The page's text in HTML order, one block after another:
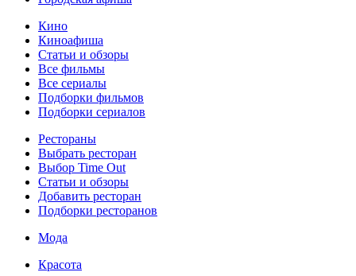
Кино
Киноафиша
Статьи и обзоры
Все фильмы
Все сериалы
Подборки фильмов
Подборки сериалов
Рестораны
Выбрать ресторан
Выбор Time Out
Статьи и обзоры
Добавить ресторан
Подборки ресторанов
Мода
Красота